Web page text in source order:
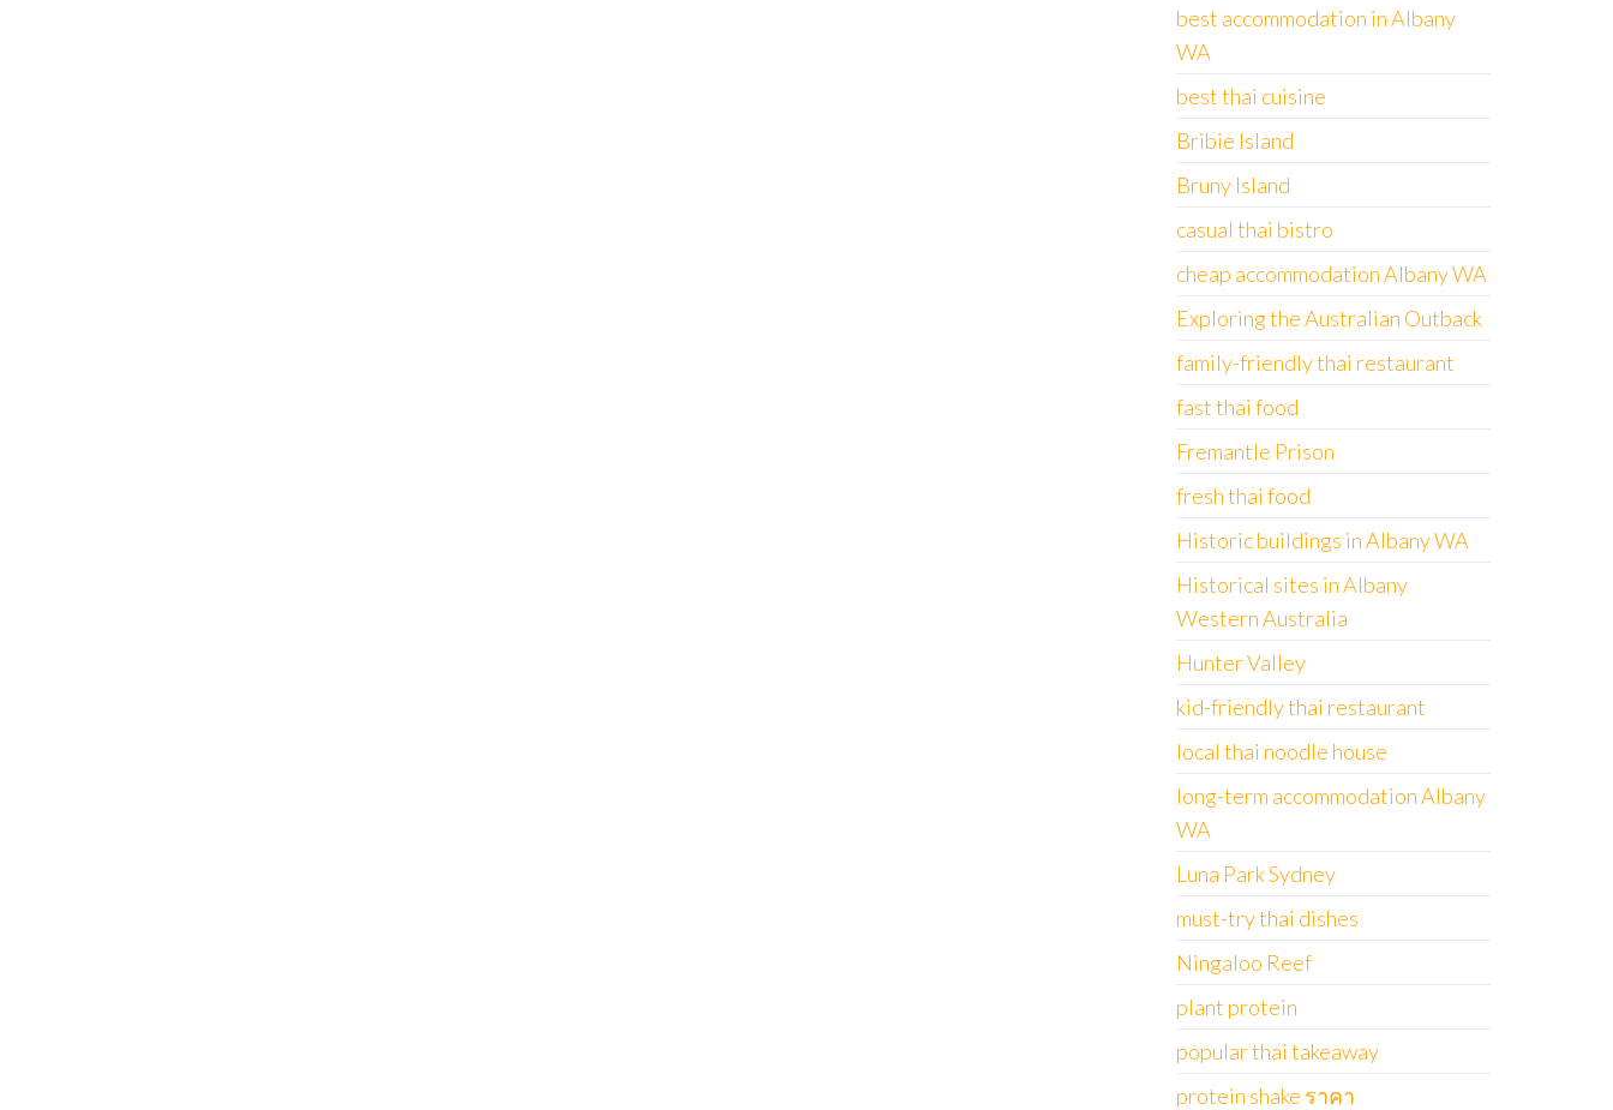
best accommodation in Albany
WA
best thai cuisine
Bribie Island
Bruny Island
casual thai bistro
cheap accommodation Albany WA
Exploring the Australian Outback
family-friendly thai restaurant
fast thai food
Fremantle Prison
fresh thai food
Historic buildings in Albany WA
Historical sites in Albany
Western Australia
Hunter Valley
kid-friendly thai restaurant
local thai noodle house
long-term accommodation Albany
WA
Luna Park Sydney
must-try thai dishes
Ningaloo Reef
plant protein
popular thai takeaway
protein shake ราคา